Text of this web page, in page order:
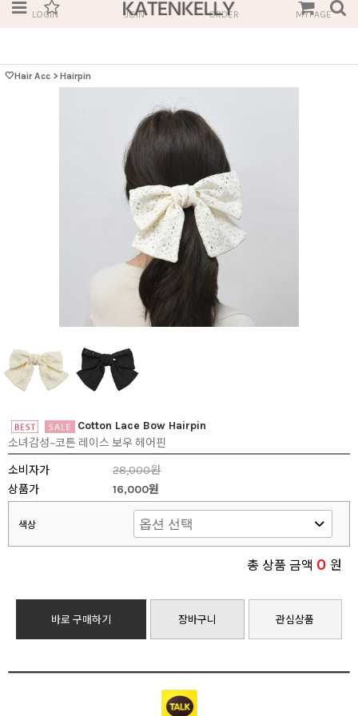
LOGIN JOIN ORDER MYPAGE
🤍Hair Acc > Hairpin
Cotton Lace Bow Hairpin
소녀감성~코튼 레이스 보우 헤어핀
소비자가
28,000원
상품가
16,000원
색상
총 상품 금액 0 원
바로 구매하기 장바구니 관심상품